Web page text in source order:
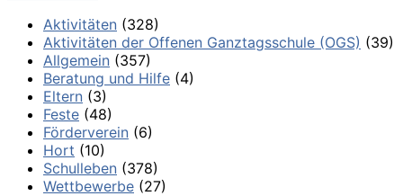
Aktivitäten (328)
Aktivitäten der Offenen Ganztagsschule (OGS) (39)
Allgemein (357)
Beratung und Hilfe (4)
Eltern (3)
Feste (48)
Förderverein (6)
Hort (10)
Schulleben (378)
Wettbewerbe (27)